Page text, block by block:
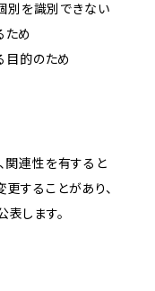
個別を識別できない
ため
目的のため
関連性を有すると
することがあり、
します。